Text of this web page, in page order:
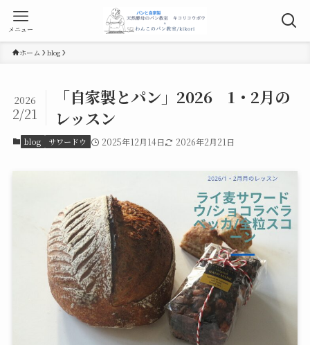
メニュー
ホーム blog
「自家製とパン」2026 1・2月の
レッスン
2026
2/21
blog サワードウ 2025年12月14日 2026年2月21日